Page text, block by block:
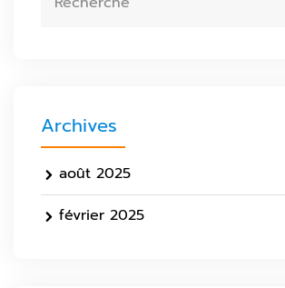
Archives
août 2025
février 2025